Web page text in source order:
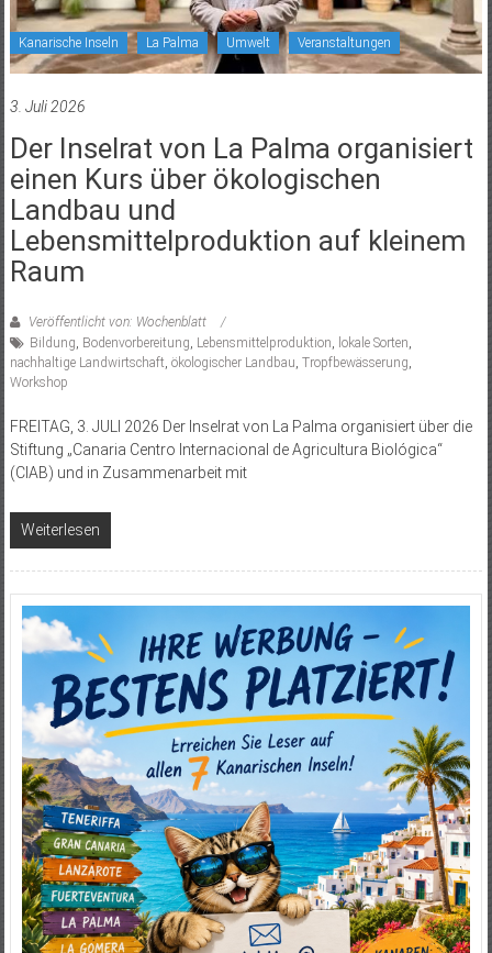
Kanarische Inseln La Palma Umwelt Veranstaltungen
3. Juli 2026
Der Inselrat von La Palma organisiert
einen Kurs über ökologischen
Landbau und
Lebensmittelproduktion auf kleinem
Raum
Veröffentlicht von: Wochenblatt
Bildung, Bodenvorbereitung, Lebensmittelproduktion, lokale Sorten,
nachhaltige Landwirtschaft, ökologischer Landbau, Tropfbewässerung,
Workshop
FREITAG, 3. JULI 2026 Der Inselrat von La Palma organisiert über die
Stiftung „Canaria Centro Internacional de Agricultura Biológica“
(CIAB) und in Zusammenarbeit mit
Weiterlesen